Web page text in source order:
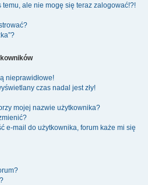
temu, ale nie mogę się teraz zalogować!?!
nieprawidłowe!
czas nadal jest zły!
mojej nazwie użytkownika?
e-mail do użytkownika, forum każe mi się